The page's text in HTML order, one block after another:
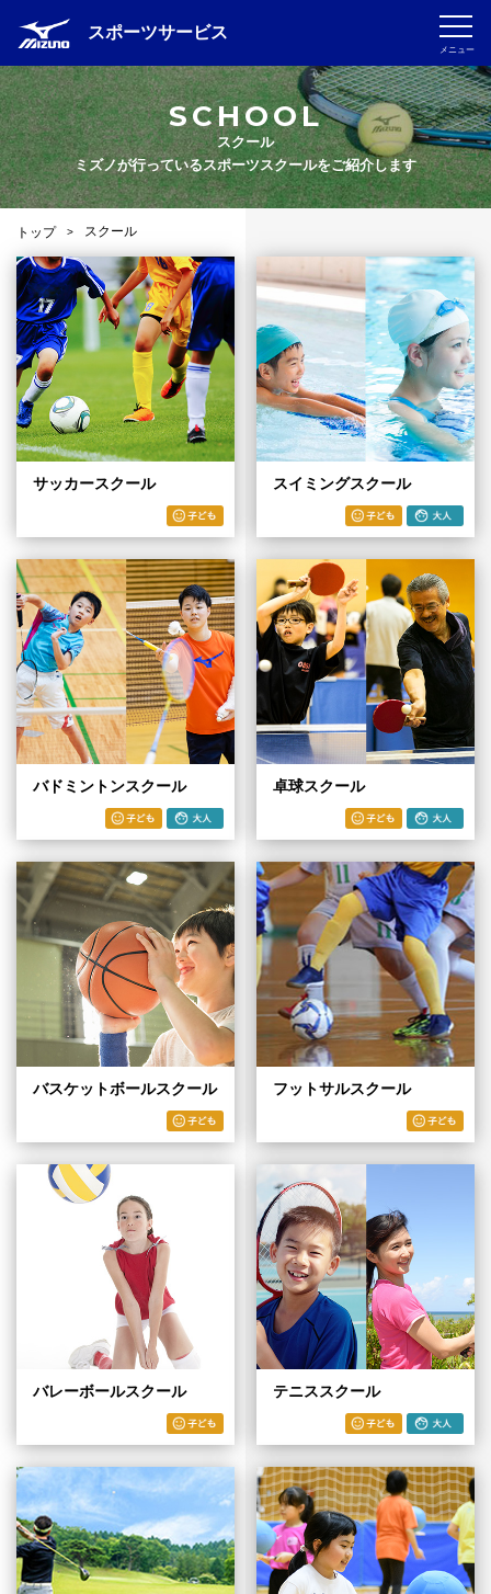
スポーツサービス
メニュー
SCHOOL
スクール
ミズノが行っているスポーツスクールをご紹介します
トップ > スクール
サッカースクール スイミングスクール
バドミントンスクール 卓球スクール
バスケットボールスクール フットサルスクール
バレーボールスクール テニススクール